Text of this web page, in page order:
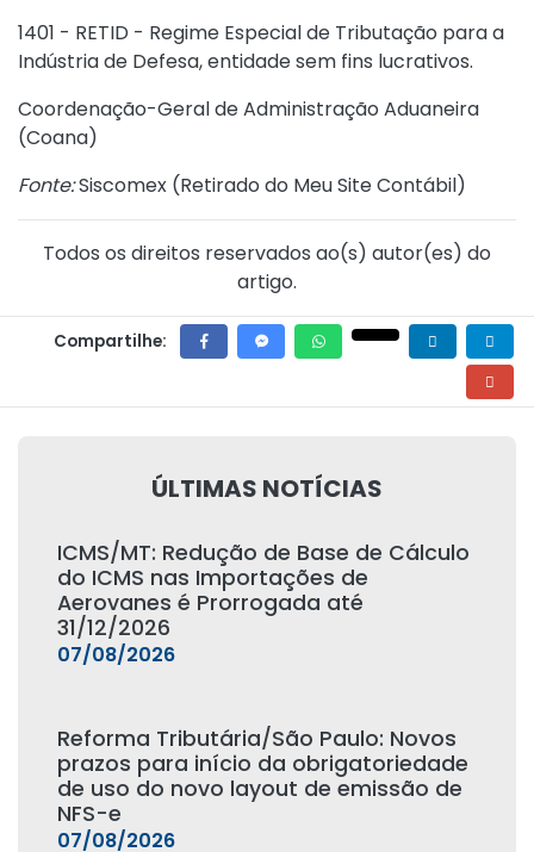
1401 - RETID - Regime Especial de Tributação para a
Indústria de Defesa, entidade sem fins lucrativos.
Coordenação-Geral de Administração Aduaneira
(Coana)
Fonte:Siscomex (Retirado do Meu Site Contábil)
Todos os direitos reservados ao(s) autor(es) do
artigo.
Compartilhe:
ÚLTIMAS NOTÍCIAS
ICMS/MT: Redução de Base de Cálculo
do ICMS nas Importações de
Aerovanes é Prorrogada até
31/12/2026
07/08/2026
Reforma Tributária/São Paulo: Novos
prazos para início da obrigatoriedade
de uso do novo layout de emissão de
NFS-e
07/08/2026